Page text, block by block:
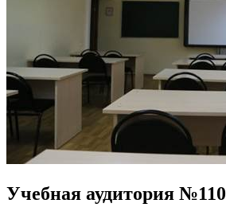
Учебная аудитория №110